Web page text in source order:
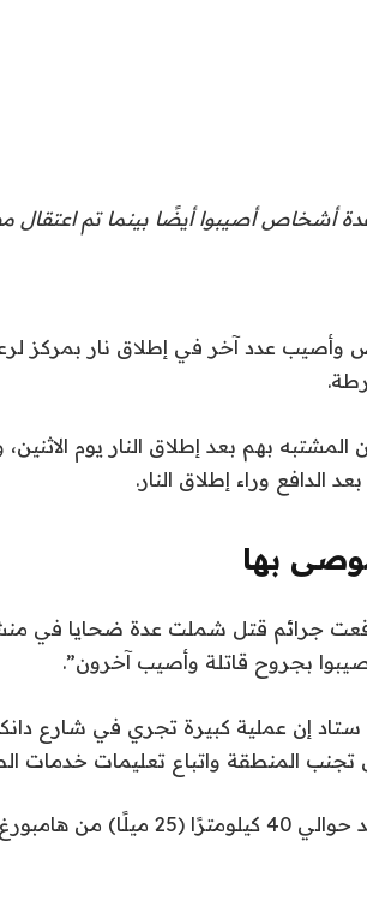
أشخاص أصيبوا أيضًا بينما تم اعتقال
عدد آخر في إطلاق نار بمركز
المشتبه بهم بعد إطلاق النار يوم
الدافع وراء إطلاق النار.
بها
جرائم قتل شملت عدة ضحايا في
بجروح قاتلة وأصيب آخرون”.
إن عملية كبيرة تجري في شارع
المنطقة واتباع تعليمات خدمات